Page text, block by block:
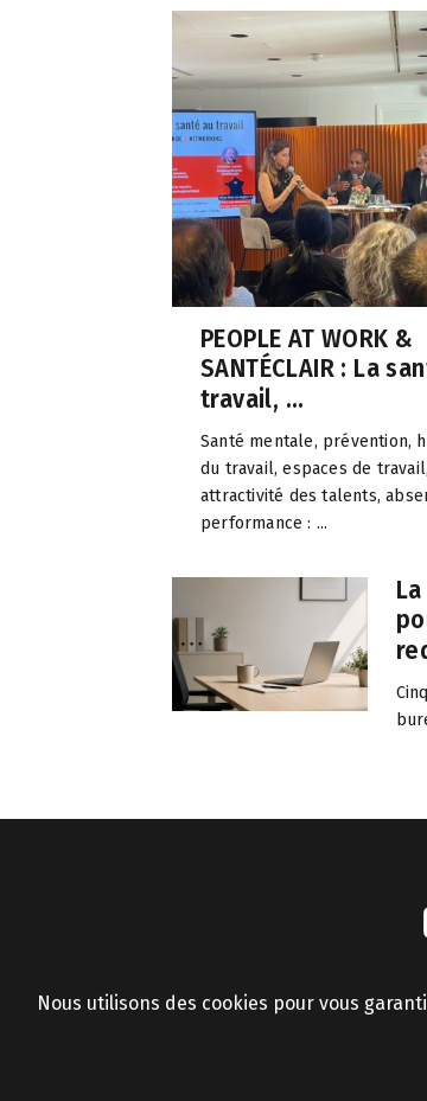
PEOPLE AT WORK &
SANTÉCLAIR : La
travail, ...
Santé mentale, prévention,
du travail, espaces de travail,
attractivité des talents,
performance : ...
Nous utilisons des cookies pour vous